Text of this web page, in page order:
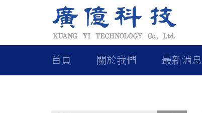
首頁 關於我們 最新消息